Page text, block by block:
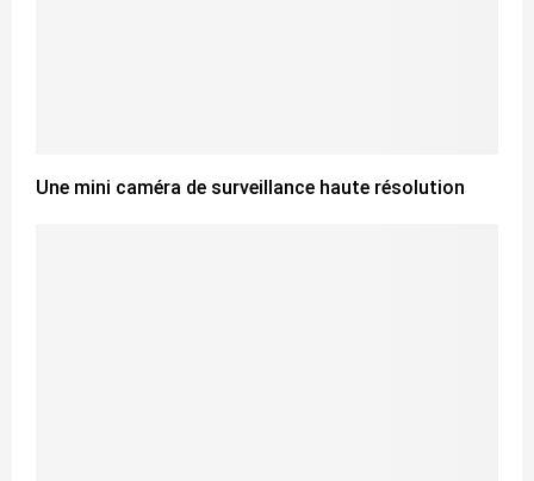
Une mini caméra de surveillance haute résolution